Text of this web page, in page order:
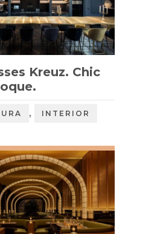
Kreuz. Chic
, INTERIOR